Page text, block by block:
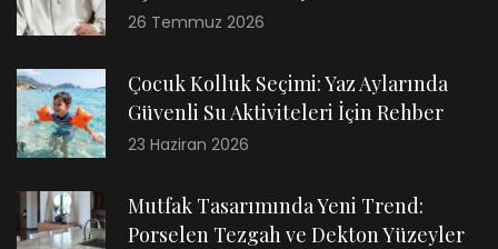
26 Temmuz 2026
Çocuk Kolluk Seçimi: Yaz Aylarında
Güvenli Su Aktiviteleri İçin Rehber
23 Haziran 2026
Mutfak Tasarımında Yeni Trend:
Porselen Tezgah ve Dekton Yüzeyler